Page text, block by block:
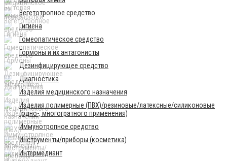
Вегетотропное средство
Гигиена
Гомеопатическое средство
Гормоны и их антагонисты
Дезинфицирующее средство
Диагностика
Изделия медицинского назначения
Изделия полимерные (ПВХ)/резиновые/латексные/силиконовые
(одно-, многогратного применения)
Иммунотропное средство
Инструменты/приборы (косметика)
Интермедиант